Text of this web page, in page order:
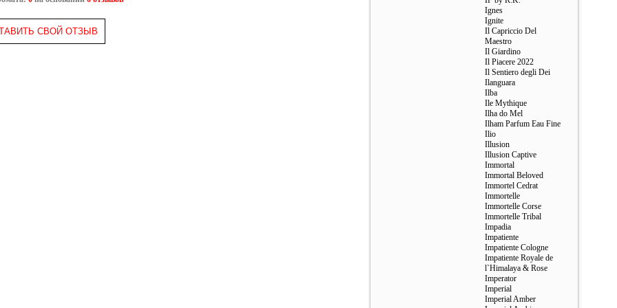
СВОЙ ОТЗЫВ
Ignes
Ignite
Il Capriccio Del
Maestro
Il Giardino
Il Piacere 2022
Il Sentiero degli Dei
Ilanguara
Ilba
Ile Mythique
Ilha do Mel
Ilham Parfum Eau Fine
Ilio
Illusion
Illusion Captive
Immortal
Immortal Beloved
Immortel Cedrat
Immortelle
Immortelle Corse
Immortelle Tribal
Impadia
Impatiente
Impatiente Cologne
Impatiente Royale de
l`Himalaya & Rose
Imperator
Imperial
Imperial Amber